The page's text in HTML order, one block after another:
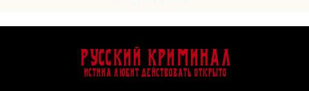
Русский Криминал
Истина любит действовать открыто